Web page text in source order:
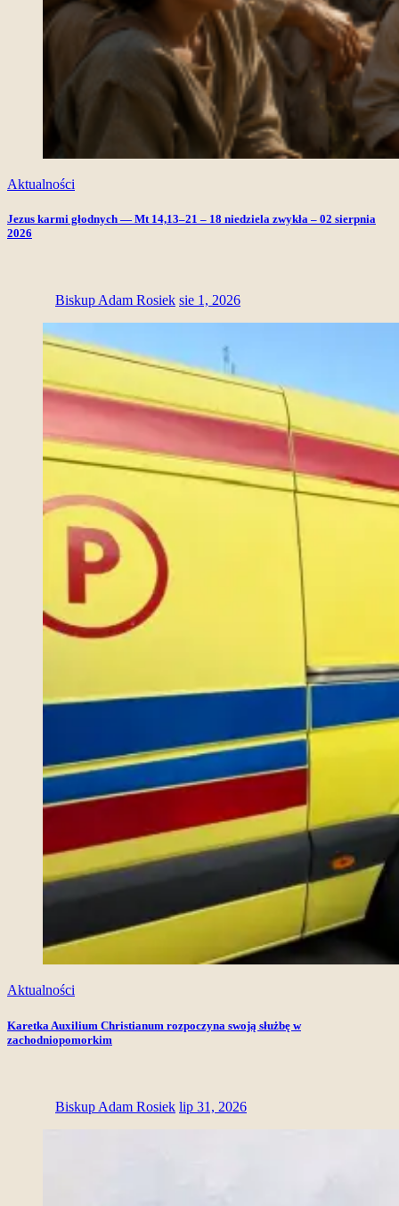
Aktualności
Jezus karmi głodnych — Mt 14,13–21 – 18 niedziela zwykła – 02 sierpnia
2026
Biskup Adam Rosiek sie 1, 2026
Aktualności
Karetka Auxilium Christianum rozpoczyna swoją służbę w
zachodniopomorkim
Biskup Adam Rosiek lip 31, 2026